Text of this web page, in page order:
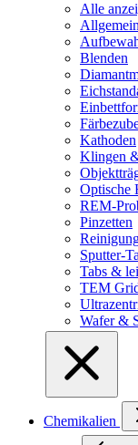
Alle
Blenden
Kathoden
Klingen
Optische
REM-
Pinzetten
Sputter-
Tabs &
TEM
Wafer &
Chemikalien